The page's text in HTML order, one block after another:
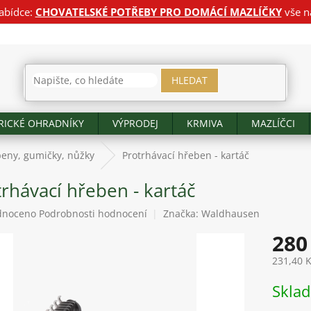
CHOVATELSKÉ POTŘEBY PRO DOMÁCÍ MAZLÍČKYvše
HLEDAT
OHRADNÍKY VÝPRODEJ KRMIVA MAZLÍČCI
gumičky, nůžky Protrhávací hřeben - kartáč
hřeben - kartáč
Podrobnosti hodnocení Značka: Waldhausen
231,40
cena: